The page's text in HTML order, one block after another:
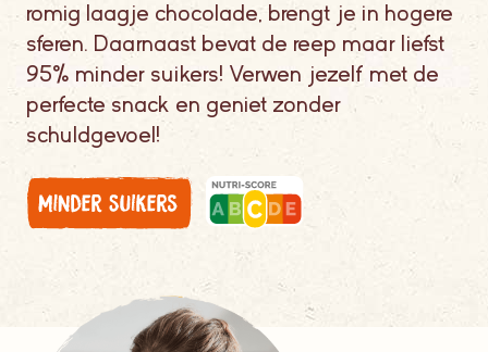
romig laagje chocolade, brengt je in hogere
sferen. Daarnaast bevat de reep maar liefst
95% minder suikers! Verwen jezelf met de
perfecte snack en geniet zonder
schuldgevoel!